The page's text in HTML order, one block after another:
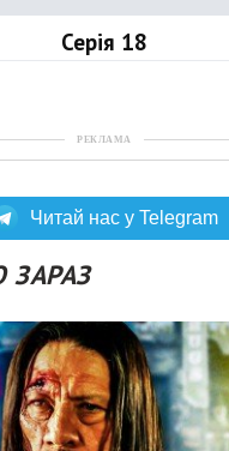
Серія 18
РЕКЛАМА
Читай нас у Telegram
ЗАРАЗ